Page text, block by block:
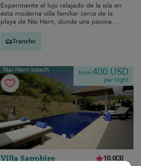
Experimente el lujo relajado de la isla en
esta moderna villa familiar cerca de la
playa de Nai Harn, donde una piscina
resplandeciente y espaciosas salas de
estar invitan a pasar momentos de
vacaciones tranquilos.
Transfer
Nai Harn beach from400 USD
per night
Villa Sapphire 10.0(3)